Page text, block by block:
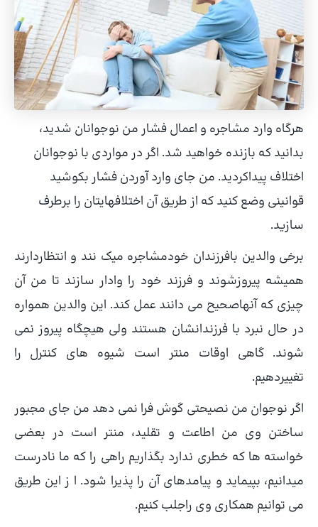
هرگاه وارد مشاجره و اعمال فشار من نوجوانان شدید،
بدانید که بازنده خواهید شد. اگر در مواردی با نوجوانان
اختلاف پیداکردید. من جای وارد آوردن فشار بکوشید
قوانینی وضع کنید که از طریق آن اختلافهایتان را برطرف
سازید.
برخی والدین بافرزندان خودمشاجره میک نند و انتظاردارند
همیشه پیروزشوند و فرزند خود را وادار سازند تا من آن
چیزی که آنهاصحیح می دانند عمل کند. این والدین همواره
در حال نبرد با فرزندانشان هستند ولی هیچگاه پیروز نمی
شوند. گاهی اوقات منتر است شیوه های کنترل را
تغییردهیم.
اگر نوجوان من نصیحتی گوش فرا نمی دهد من جای مجبور
ساختن وی من اطاعت و تقلید، منتر است در بعضی
خواسته ها که خطری ندارد بگذاریم راهی را که ما نادرست
میدانیم، بپیماید و پیامدهای آن را پذیرا شود. ا ز این طریق
می توانیم همکاری وی راجلب کنیم.